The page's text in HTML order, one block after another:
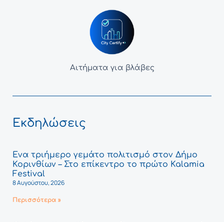
Αιτήματα για βλάβες
Εκδηλώσεις
Ένα τριήμερο γεμάτο πολιτισμό στον Δήμο
Κορινθίων – Στο επίκεντρο το πρώτο Kalamia
Festival
8 Αυγούστου, 2026
Περισσότερα »